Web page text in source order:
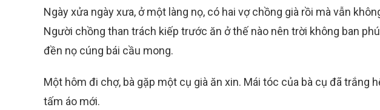
Ngày xửa ngày xưa, ở một làng nọ, có hai vợ chồng già rồi mà vẫn
Người chồng than trách kiếp trước ăn ở thế nào nên trời không ban
đền nọ cúng bái cầu mong.
Một hôm đi chợ, bà gặp một cụ già ăn xin. Mái tóc của bà cụ đã trắng
tấm áo mới.